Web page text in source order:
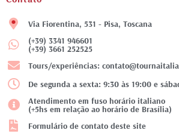
Via Fiorentina, 531 - Pisa, Toscana
(+39) 3341 946601
(+39) 3661 252525
Tours/experiências:
De segunda a sexta: 9:30 às 19:00 e
Atendimento em fuso horário italiano
(+5hs em relação ao horário de Brasília)
Formulário de contato deste site